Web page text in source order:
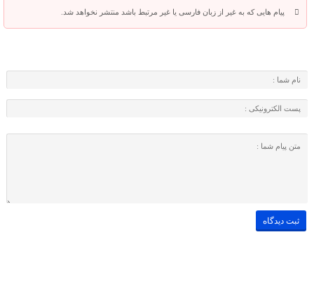
پیام هایی که به غیر از زبان فارسی یا غیر مرتبط باشد منتشر نخواهد شد.